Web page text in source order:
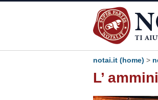
notai.it (home) >
L’